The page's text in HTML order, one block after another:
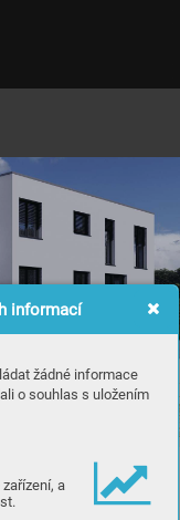
informací
žádné informace
o souhlas s uložením
a